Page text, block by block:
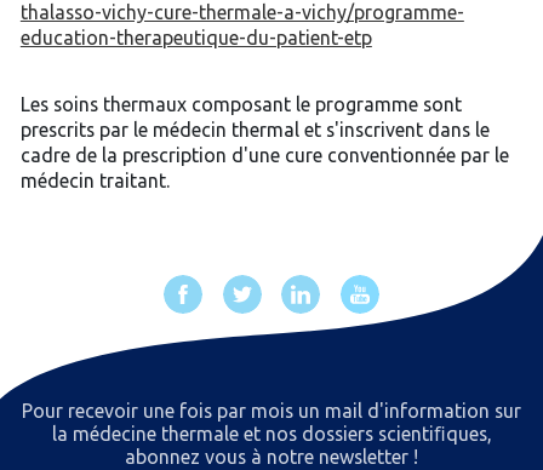
thalasso-vichy-cure-thermale-a-vichy/programme-
education-therapeutique-du-patient-etp
Les soins thermaux composant le programme sont
prescrits par le médecin thermal et s'inscrivent dans le
cadre de la prescription d'une cure conventionnée par le
médecin traitant.
Pour recevoir une fois par mois un mail d'information sur
la médecine thermale et nos dossiers scientiﬁques,
abonnez vous à notre newsletter !